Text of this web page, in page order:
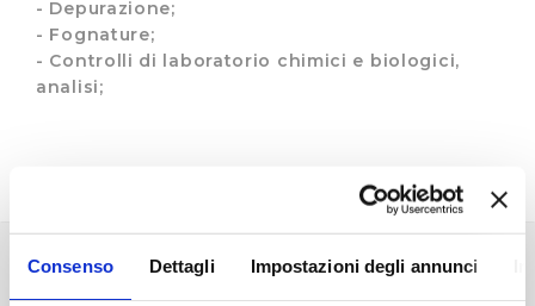
Consenso Dettagli Impostazioni degli annunci
- Depurazione;
- Fognature;
- Controlli di laboratorio chimici e biologici,
analisi;
I VALORI